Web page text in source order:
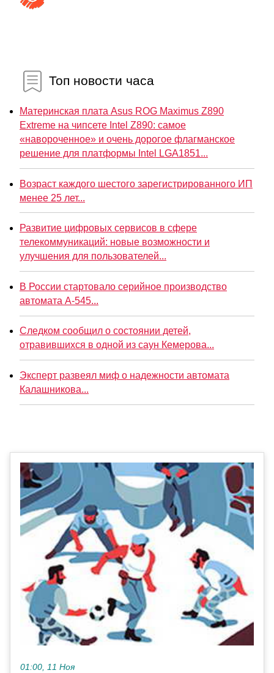
Топ новости часа
Материнская плата Asus ROG Maximus Z890
Extreme на чипсете Intel Z890: самое
«навороченное» и очень дорогое флагманское
решение для платформы Intel LGA1851...
Возраст каждого шестого зарегистрированного ИП
менее 25 лет...
Развитие цифровых сервисов в сфере
телекоммуникаций: новые возможности и
улучшения для пользователей...
В России стартовало серийное производство
автомата А-545...
Следком сообщил о состоянии детей,
отравившихся в одной из саун Кемерова...
Эксперт развеял миф о надежности автомата
Калашникова...
01:00, 11 Ноя